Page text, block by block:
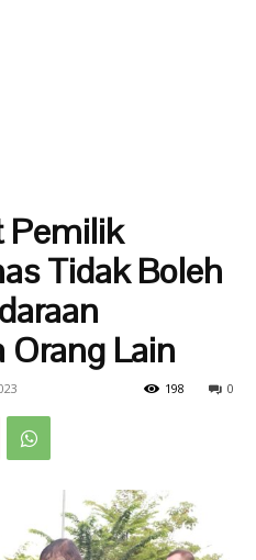
Pemilik
Tidak Boleh
Orang Lain
0
198